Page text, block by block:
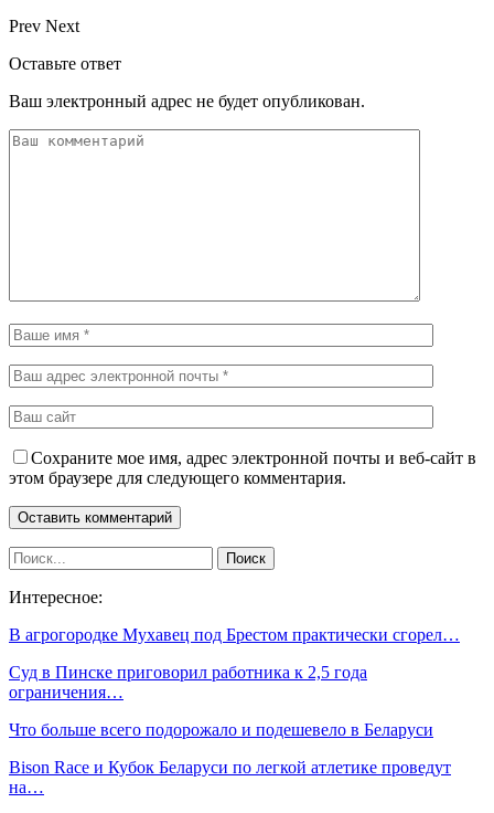
Prev Next
Оставьте ответ
Ваш электронный адрес не будет опубликован.
Сохраните мое имя, адрес электронной почты и веб-сайт в
этом браузере для следующего комментария.
Интересное:
В агрогородке Мухавец под Брестом практически сгорел…
Суд в Пинске приговорил работника к 2,5 года
ограничения…
Что больше всего подорожало и подешевело в Беларуси
Bison Race и Кубок Беларуси по легкой атлетике проведут
на…